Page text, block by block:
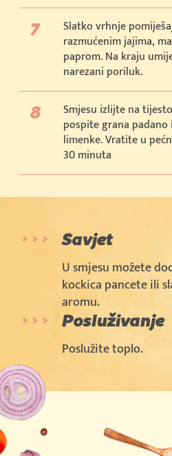
Slatko vrhnje
razmućenim jajima,
paprom. Na kraju
narezani poriluk.
Smjesu izlijte na
pospite grana
limenke. Vratite u
30 minuta
Savjet
U smjesu možete
kockica pancete ili
aromu.
Posluživanje
Poslužite toplo.